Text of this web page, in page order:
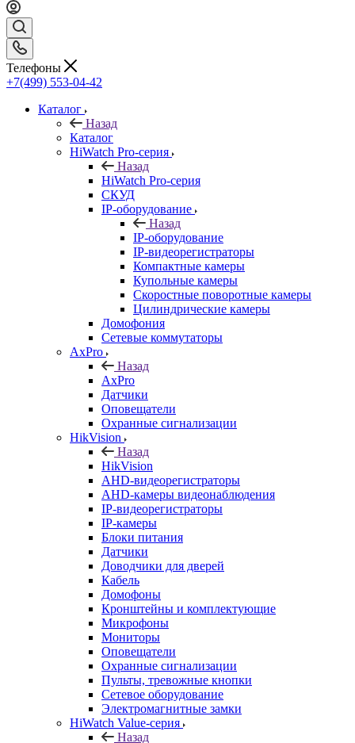
Телефоны
+7(499) 553-04-42
Каталог
Назад
Каталог
HiWatch Pro-серия
Назад
HiWatch Pro-серия
CКУД
IP-оборудование
Назад
IP-оборудование
IP-видеорегистраторы
Компактные камеры
Купольные камеры
Скоростные поворотные камеры
Цилиндрические камеры
Домофония
Сетевые коммутаторы
AxPro
Назад
AxPro
Датчики
Оповещатели
Охранные сигнализации
HikVision
Назад
HikVision
AHD-видеорегистраторы
AHD-камеры видеонаблюдения
IP-видеорегистраторы
IP-камеры
Блоки питания
Датчики
Доводчики для дверей
Кабель
Домофоны
Кронштейны и комплектующие
Микрофоны
Мониторы
Оповещатели
Охранные сигнализации
Пульты, тревожные кнопки
Сетевое оборудование
Электромагнитные замки
HiWatch Value-серия
Назад